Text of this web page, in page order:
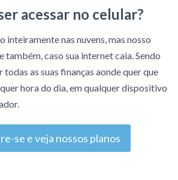
acessar no celular?
inteiramente nas nuvens, mas nosso
caso sua internet caia. Sendo
todas as suas finanças aonde quer que
hora do dia, em qualquer dispositivo
se e veja nossos planos